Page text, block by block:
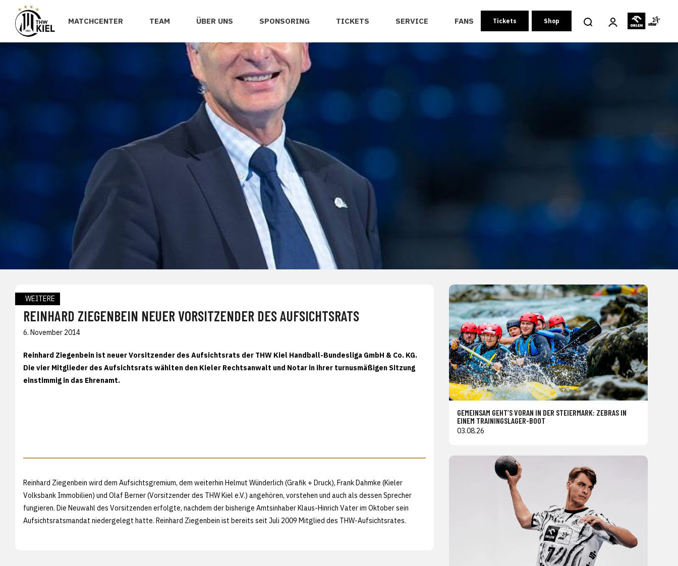
MATCHCENTER TEAM ÜBER UNS SPONSORING TICKETS SERVICE FANS Tickets Shop
WEITERE
REINHARD ZIEGENBEIN NEUER VORSITZENDER DES AUFSICHTSRATS
6. November 2014
Reinhard Ziegenbein ist neuer Vorsitzender des Aufsichtsrats der THW Kiel Handball-Bundesliga GmbH & Co. KG.
Die vier Mitglieder des Aufsichtsrats wählten den Kieler Rechtsanwalt und Notar in ihrer turnusmäßigen Sitzung
einstimmig in das Ehrenamt.
Reinhard Ziegenbein wird dem Aufsichtsgremium, dem weiterhin Helmut Wünderlich (Grafik + Druck), Frank Dahmke (Kieler
Volksbank Immobilien) und Olaf Berner (Vorsitzender des THW Kiel e.V.) angehören, vorstehen und auch als dessen Sprecher
fungieren. Die Neuwahl des Vorsitzenden erfolgte, nachdem der bisherige Amtsinhaber Klaus-Hinrich Vater im Oktober sein
Aufsichtsratsmandat niedergelegt hatte. Reinhard Ziegenbein ist bereits seit Juli 2009 Mitglied des THW-Aufsichtsrates.
GEMEINSAM GEHT’S VORAN IN DER STEIERMARK: ZEBRAS IN
EINEM TRAININGSLAGER-BOOT
03.08.26